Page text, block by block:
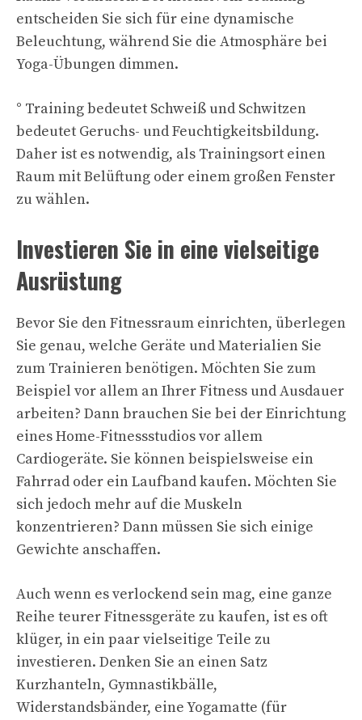
entscheiden Sie sich für eine dynamische
Beleuchtung, während Sie die Atmosphäre bei
Yoga-Übungen dimmen.
° Training bedeutet Schweiß und Schwitzen
bedeutet Geruchs- und Feuchtigkeitsbildung.
Daher ist es notwendig, als Trainingsort einen
Raum mit Belüftung oder einem großen Fenster
zu wählen.
Investieren Sie in eine vielseitige
Ausrüstung
Bevor Sie den Fitnessraum einrichten, überlegen
Sie genau, welche Geräte und Materialien Sie
zum Trainieren benötigen. Möchten Sie zum
Beispiel vor allem an Ihrer Fitness und Ausdauer
arbeiten? Dann brauchen Sie bei der Einrichtung
eines Home-Fitnessstudios vor allem
Cardiogeräte. Sie können beispielsweise ein
Fahrrad oder ein Laufband kaufen. Möchten Sie
sich jedoch mehr auf die Muskeln
konzentrieren? Dann müssen Sie sich einige
Gewichte anschaffen.
Auch wenn es verlockend sein mag, eine ganze
Reihe teurer Fitnessgeräte zu kaufen, ist es oft
klüger, in ein paar vielseitige Teile zu
investieren. Denken Sie an einen Satz
Kurzhanteln, Gymnastikbälle,
Widerstandsbänder, eine Yogamatte (für